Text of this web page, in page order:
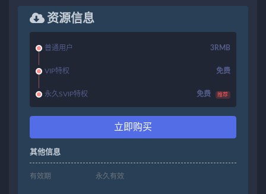
资源信息
普通用户 3RMB
VIP特权 免费
永久SVIP特权 免费 推荐
立即购买
其他信息
有效期 永久有效